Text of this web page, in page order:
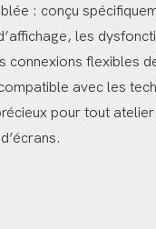
: conçu
les
connexions flexibles
avec les
pour tout